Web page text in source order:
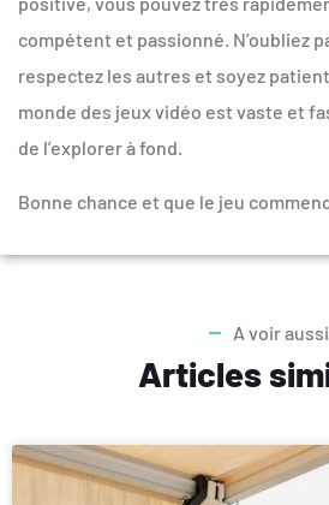
compétent et passionné. N’oubliez
respectez les autres et soyez
monde des jeux vidéo est vaste et
de l’explorer à fond.
Bonne chance et que le jeu
A voir aussi
Articles